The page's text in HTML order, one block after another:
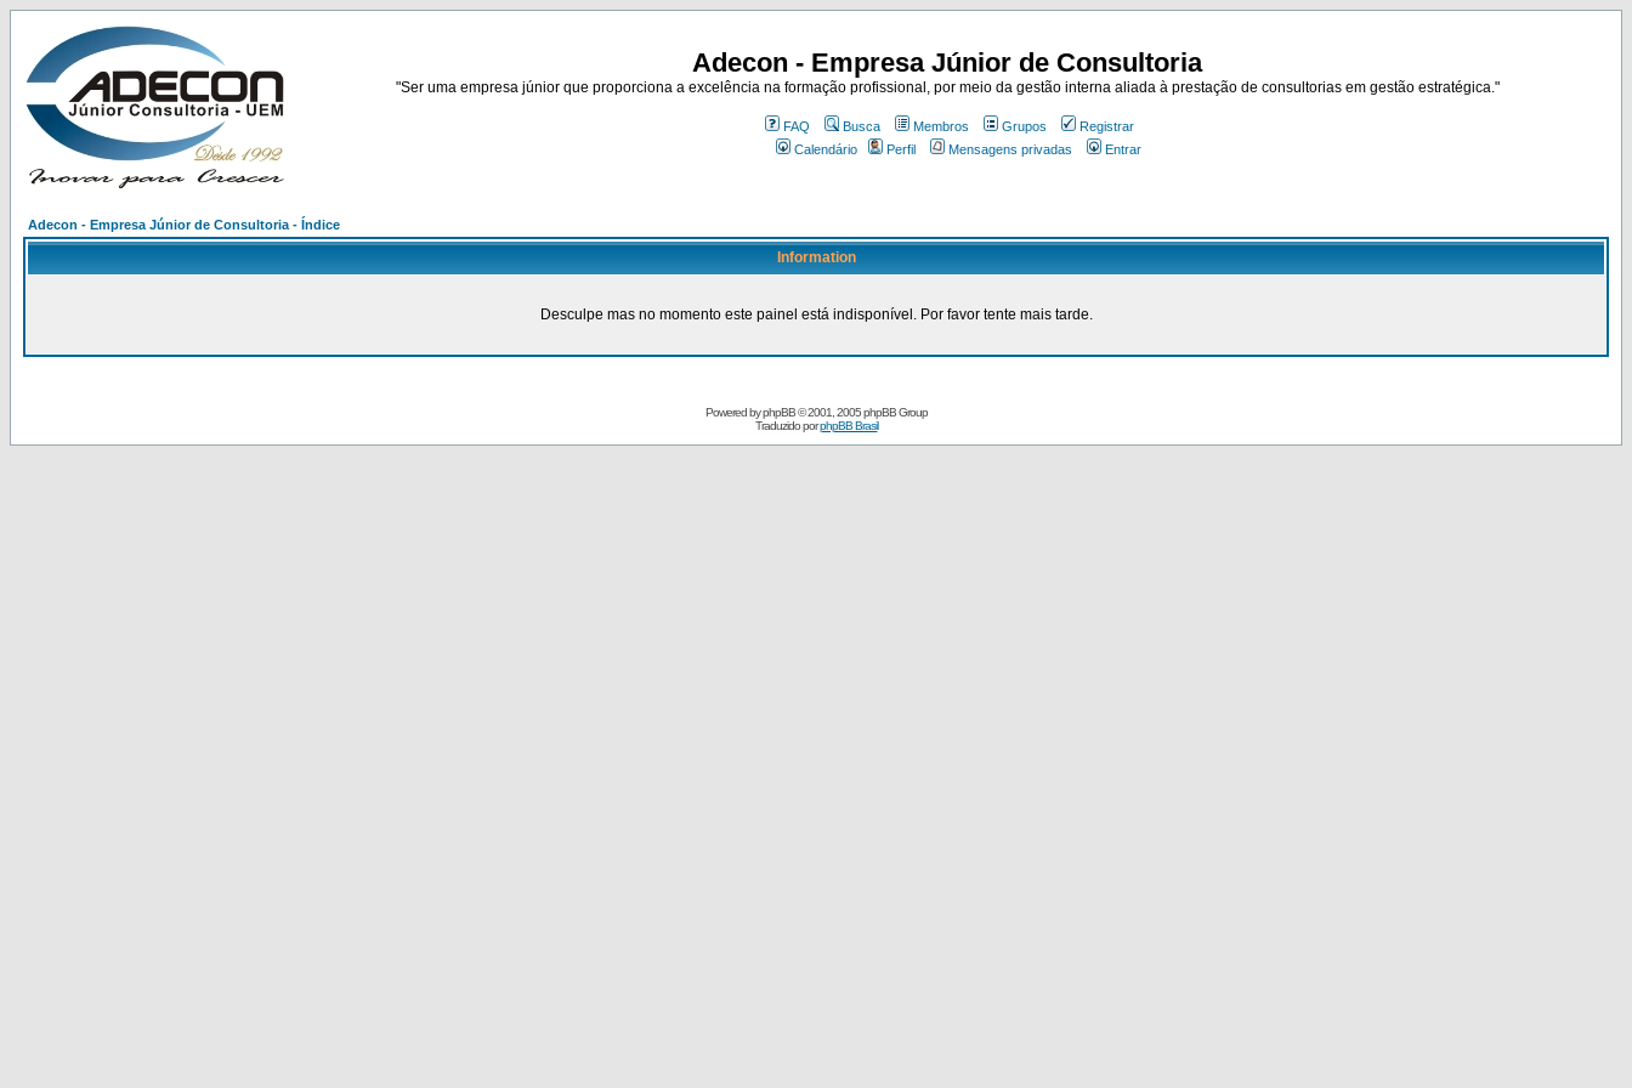
Adecon - Empresa Júnior de Consultoria
"Ser uma empresa júnior que proporciona a excelência na formação profissional, por meio da gestão interna aliada à prestação de consultorias em gestão estratégica."
FAQ Busca Membros Grupos
Registrar
Calendário
Perfil Mensagens privadas Entrar
Adecon - Empresa Júnior de Consultoria - Índice
Information
Desculpe mas no momento este painel está indisponível. Por favor tente mais tarde.
Powered byphpBB© 2001, 2005 phpBB Group
Traduzido porphpBB Brasil